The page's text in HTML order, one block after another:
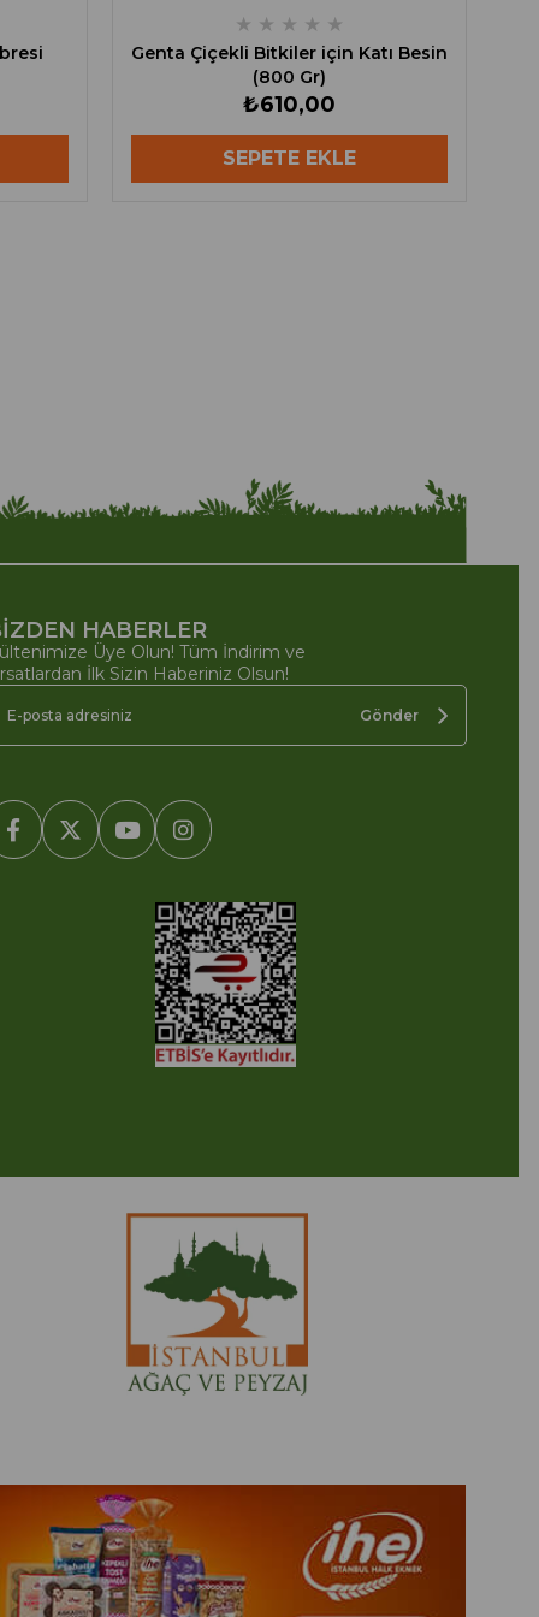
★ ★ ★ ★ ★
Genta Çiçekli Bitkiler için Katı Besin
(800 Gr)
₺610,00
SEPETE EKLE
HABERLER
Üye Olun! Tüm İndirim ve
İlk Sizin Haberiniz Olsun!
Gönder